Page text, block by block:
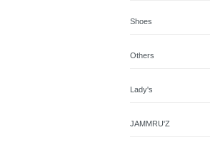
Shoes
Others
Lady's
JAMMRU'Z